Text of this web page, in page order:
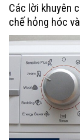
Các lời khuyên
chế hỏng hóc